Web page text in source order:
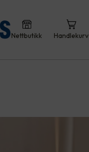
Nettbutikk Handlekurv